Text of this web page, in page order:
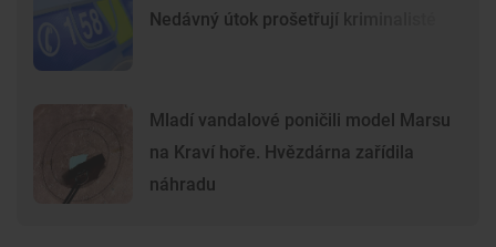
Nedávný útok prošetřují kriminalisté
Mladí vandalové poničili model Marsu
na Kraví hoře. Hvězdárna zařídila
náhradu